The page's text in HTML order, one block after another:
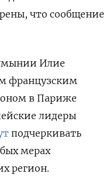
что сообщение
Илие
французским
в Париже
лидеры
подчеркивать
мерах
регион.